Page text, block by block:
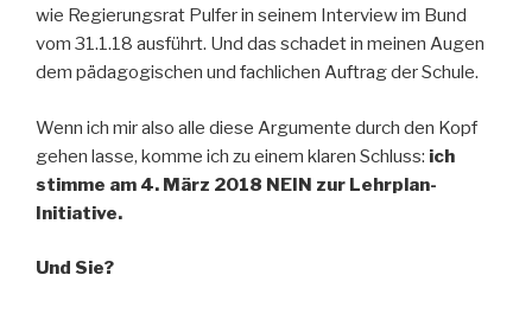
wie Regierungsrat Pulfer in seinem Interview im Bund
vom 31.1.18 ausführt. Und das schadet in meinen Augen
dem pädagogischen und fachlichen Auftrag der Schule.
Wenn ich mir also alle diese Argumente durch den Kopf
gehen lasse, komme ich zu einem klaren Schluss: ich
stimme am 4. März 2018 NEIN zur Lehrplan-
Initiative.
Und Sie?